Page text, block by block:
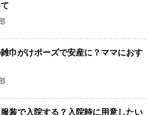
巾がけポーズで安産に？ママにおす
装で入院する？入院時に用意したい